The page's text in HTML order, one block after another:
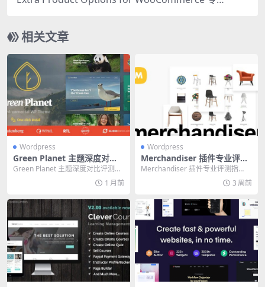
相关文章
Wordpress
Green Planet 主题深度对比
评测：2026 年环保网站终极
Green Planet 主题深度对比评测：
2026 年环保网站终极建站方案 环...
1 月前
Wordpress
Merchandiser 插件专业评测
指南：打造高效 WooComme
Merchandiser 插件专业评测指
南：打造高效 WooCommerce 商...
3 周前